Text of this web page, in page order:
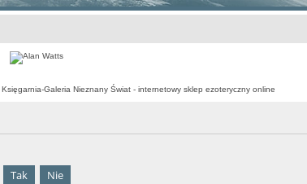
Księgarnia-Galeria Nieznany Świat - internetowy sklep ezoteryczny online